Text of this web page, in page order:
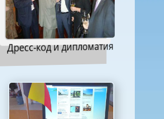
Дресс-код и дипломатия